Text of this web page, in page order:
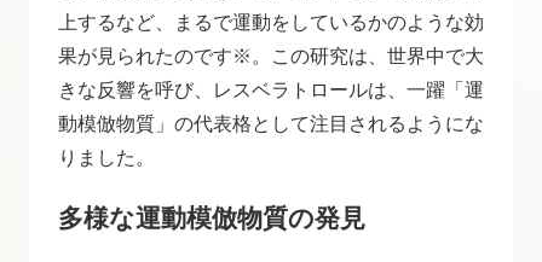
上するなど、まるで運動をしているかのような効
果が見られたのです※。この研究は、世界中で大
きな反響を呼び、レスベラトロールは、一躍「運
動模倣物質」の代表格として注目されるようにな
りました。
多様な運動模倣物質の発見